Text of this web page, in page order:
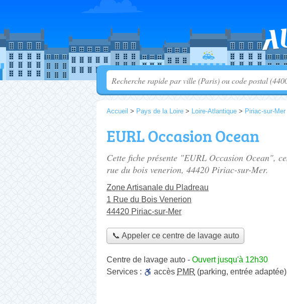
Accueil > Pays de la Loire > Loire-Atlantique > Piriac-sur-Mer
EURL Occasion Ocean
Cette fiche présente "EURL Occasion Ocean",
rue du bois venerion, 44420 Piriac-sur-Mer.
Zone Artisanale du Pladreau
1 Rue du Bois Venerion
44420 Piriac-sur-Mer
📞 Appeler ce centre de lavage auto
Centre de lavage auto - Ouvert jusqu'à 12h30
Services :
accès PMR (parking, entrée adaptée)